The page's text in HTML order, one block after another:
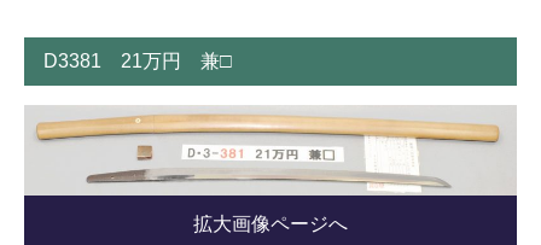
D3381 21万円 兼□
拡大画像ページへ